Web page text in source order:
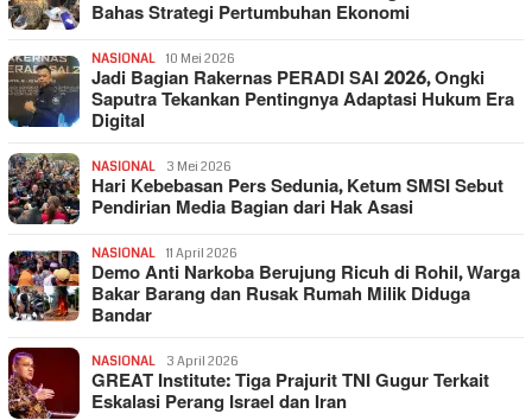
Bahas Strategi Pertumbuhan Ekonomi
NASIONAL 10 Mei 2026
Jadi Bagian Rakernas PERADI SAI 2026, Ongki
Saputra Tekankan Pentingnya Adaptasi Hukum Era
Digital
NASIONAL 3 Mei 2026
Hari Kebebasan Pers Sedunia, Ketum SMSI Sebut
Pendirian Media Bagian dari Hak Asasi
NASIONAL 11 April 2026
Demo Anti Narkoba Berujung Ricuh di Rohil, Warga
Bakar Barang dan Rusak Rumah Milik Diduga
Bandar
NASIONAL 3 April 2026
GREAT Institute: Tiga Prajurit TNI Gugur Terkait
Eskalasi Perang Israel dan Iran